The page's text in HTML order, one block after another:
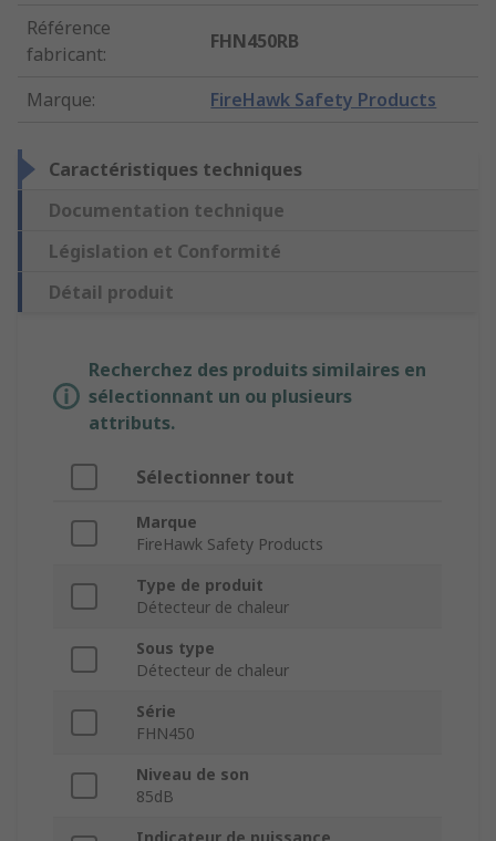
Référence
fabricant:
FHN450RB
Marque: FireHawk Safety Products
Caractéristiques techniques
Documentation technique
Législation et Conformité
Détail produit
Recherchez des produits similaires en
sélectionnant un ou plusieurs
attributs.
Sélectionner tout
Marque
FireHawk Safety Products
Type de produit
Détecteur de chaleur
Sous type
Détecteur de chaleur
Série
FHN450
Niveau de son
85dB